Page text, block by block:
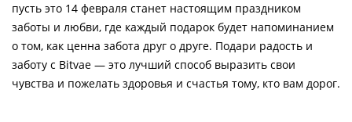
пусть это 14 февраля станет настоящим праздником
заботы и любви, где каждый подарок будет напоминанием
о том, как ценна забота друг о друге. Подари радость и
заботу с Bitvae — это лучший способ выразить свои
чувства и пожелать здоровья и счастья тому, кто вам дорог.